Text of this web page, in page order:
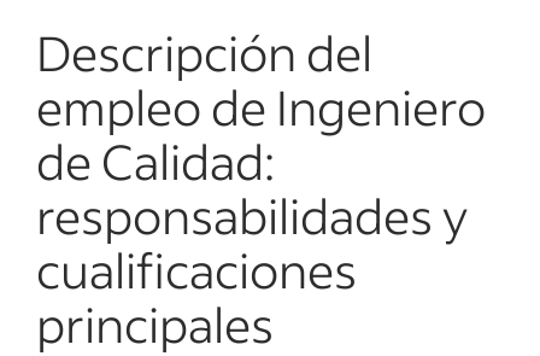
Descripción del
empleo de Ingeniero
de Calidad:
responsabilidades y
cualificaciones
principales